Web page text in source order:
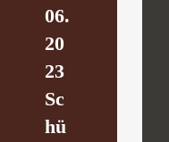
06.
20
23
Sc
hü